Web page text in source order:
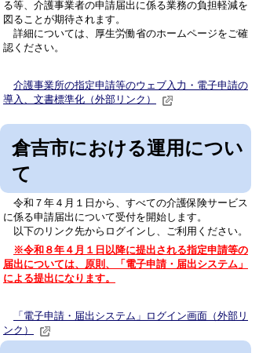
る等、介護事業者の申請届出に係る業務の負担軽減を
図ることが期待されます。
詳細については、厚生労働省のホームページをご確
認ください。
介護事業所の指定申請等のウェブ入力・電子申請の
導入、文書標準化（外部リンク）
倉吉市における運用につい
て
令和７年４月１日から、すべての介護保険サービス
に係る申請届出について受付を開始します。
以下のリンク先からログインし、ご利用ください。
※令和８年４月１日以降に提出される指定申請等の
届出については、原則、「電子申請・届出システム」
による提出になります。
「電子申請・届出システム」ログイン画面（外部リ
ンク）